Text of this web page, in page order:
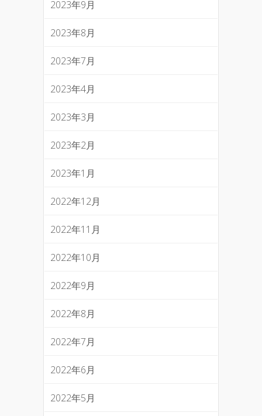
2023年9月
2023年8月
2023年7月
2023年4月
2023年3月
2023年2月
2023年1月
2022年12月
2022年11月
2022年10月
2022年9月
2022年8月
2022年7月
2022年6月
2022年5月